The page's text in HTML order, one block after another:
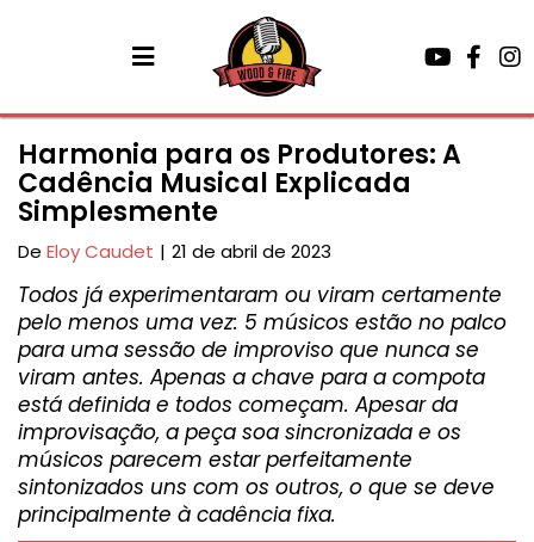
Harmonia para os Produtores: A
Cadência Musical Explicada
Simplesmente
De Eloy Caudet | 21 de abril de 2023
Todos já experimentaram ou viram certamente
pelo menos uma vez: 5 músicos estão no palco
para uma sessão de improviso que nunca se
viram antes. Apenas a chave para a compota
está definida e todos começam. Apesar da
improvisação, a peça soa sincronizada e os
músicos parecem estar perfeitamente
sintonizados uns com os outros, o que se deve
principalmente à cadência fixa.